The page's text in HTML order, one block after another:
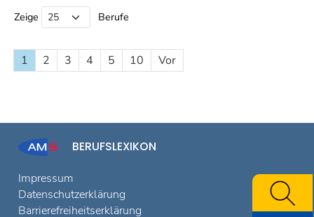
Zeige Berufe
1 2 3 4 5 10 Vor
BERUFSLEXIKON
Impressum
Datenschutzerklärung
Barrierefreiheitserklärung